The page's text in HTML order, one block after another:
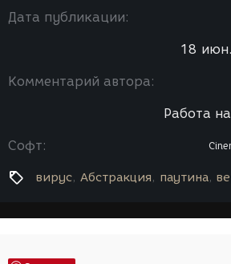
Дата публикации:
18
Комментарий автора:
Работа
Софт:
вирус Абстракция паутина